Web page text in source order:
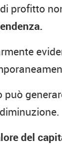
profitto
del